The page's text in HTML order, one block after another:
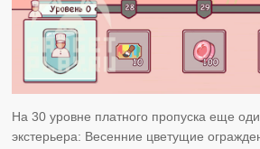
На 30 уровне платного пропуска еще
экстерьера: Весенние цветущие